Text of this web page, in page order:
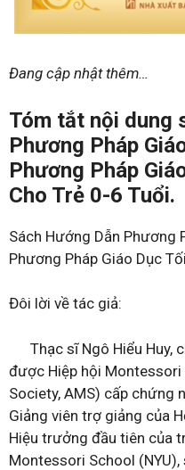
Đang cập nhật thêm…
Tóm tắt nội dung
Phương Pháp
Phương Pháp
Cho Trẻ 0-6 Tuổi.
Sách Hướng Dẫn Phương
Phương Pháp Giáo Dục
Đôi lời về tác giả:
Thạc sĩ Ngô Hiểu Huy,
được Hiệp hội
Society, AMS) cấp chứng
Giảng viên trợ giảng của
Hiệu trưởng đầu tiên của
Montessori School